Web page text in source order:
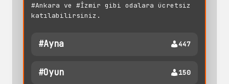
#Ankara ve #İzmir gibi odalara ücretsiz
katılabilirsiniz.
#ayna 447
#oyun 150